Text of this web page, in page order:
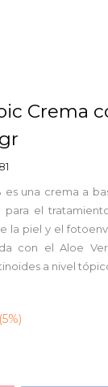
Crema
es una crema a
para el
la piel y el
con el Aloe
a nivel
(5%)